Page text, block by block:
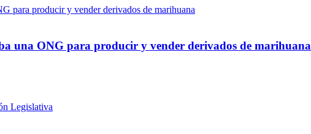
una ONG para producir y vender derivados de marihuana